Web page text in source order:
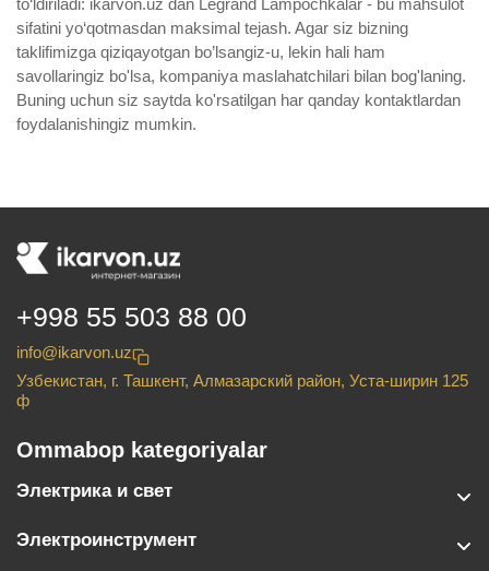
to‘ldiriladi: ikarvon.uz dan Legrand Lampochkalar - bu mahsulot
sifatini yo‘qotmasdan maksimal tejash. Agar siz bizning
taklifimizga qiziqayotgan bo’lsangiz-u, lekin hali ham
savollaringiz bo'lsa, kompaniya maslahatchilari bilan bog'laning.
Buning uchun siz saytda ko'rsatilgan har qanday kontaktlardan
foydalanishingiz mumkin.
+998 55 503 88 00
info@ikarvon.uz
Узбекистан, г. Ташкент, Алмазарский район, Уста-ширин 125
ф
Ommabop kategoriyalar
Электрика и свет
Электроинструмент